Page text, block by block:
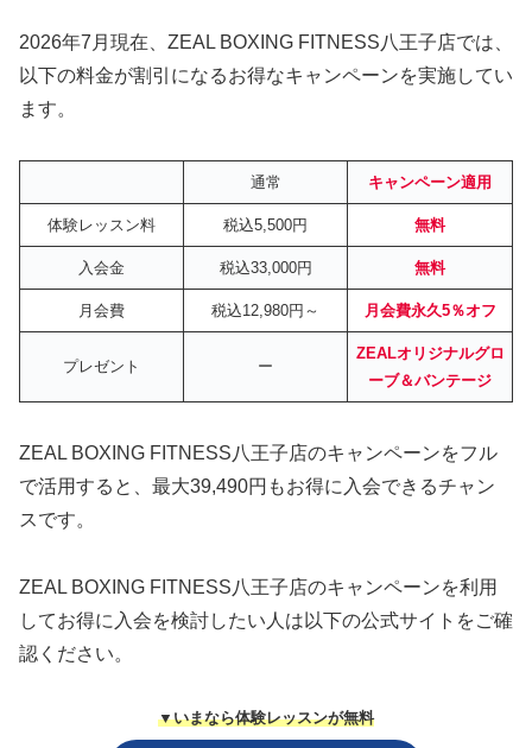
2026年7月現在、ZEAL BOXING FITNESS八王子店では、
以下の料金が割引になるお得なキャンペーンを実施してい
ます。
通常 キャンペーン適用
体験レッスン料 税込5,500円 無料
入会金 税込33,000円 無料
月会費 税込12,980円～ 月会費永久5％オフ
プレゼント ー
ZEALオリジナルグロ
ーブ＆バンテージ
ZEAL BOXING FITNESS八王子店のキャンペーンをフル
で活用すると、最大39,490円もお得に入会できるチャン
スです。
ZEAL BOXING FITNESS八王子店のキャンペーンを利用
してお得に入会を検討したい人は以下の公式サイトをご確
認ください。
▼いまなら体験レッスンが無料